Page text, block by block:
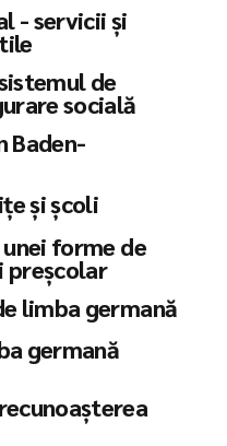
- servicii și
de
socială
Baden-
și școli
forme de
preșcolar
limba germană
germană